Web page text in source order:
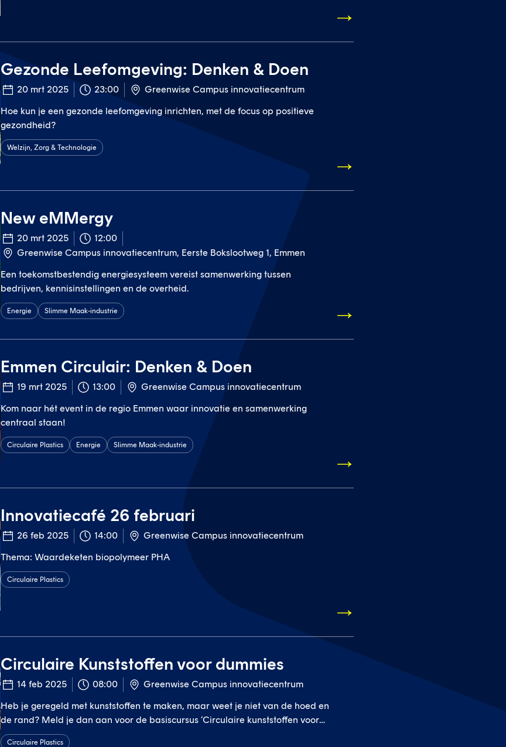
Gezonde Leefomgeving: Denken & Doen
20 mrt 2025 23:00
Greenwise Campus innovatiecentrum
Hoe kun je een gezonde leefomgeving inrichten, met de focus op positieve
gezondheid?
Welzijn, Zorg & Technologie
New eMMergy
20 mrt 2025
12:00
Greenwise Campus innovatiecentrum, Eerste Bokslootweg 1, Emmen
Een toekomstbestendig energiesysteem vereist samenwerking tussen
bedrijven, kennisinstellingen en de overheid.
Energie Slimme Maak-industrie
Emmen Circulair: Denken & Doen
19 mrt 2025 13:00
Greenwise Campus innovatiecentrum
Kom naar hét event in de regio Emmen waar innovatie en samenwerking
centraal staan!
Circulaire Plastics Energie Slimme Maak-industrie
Innovatiecafé 26 februari
26 feb 2025 14:00
Greenwise Campus innovatiecentrum
Thema: Waardeketen biopolymeer PHA
Circulaire Plastics
Circulaire Kunststoffen voor dummies
14 feb 2025 08:00
Greenwise Campus innovatiecentrum
Heb je geregeld met kunststoffen te maken, maar weet je niet van de hoed en
de rand? Meld je dan aan voor de basiscursus ‘Circulaire kunststoffen voor
dummies’.
Circulaire Plastics